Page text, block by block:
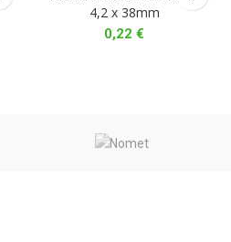
4,2 x 38mm
0,22 €